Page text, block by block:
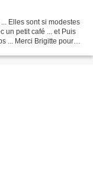
Elles sont si modestes
un petit café ... et Puis
... Merci Brigitte pour